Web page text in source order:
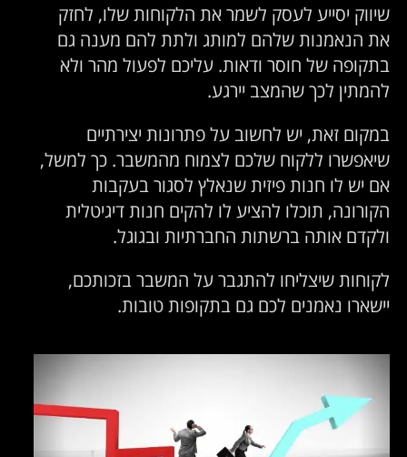
שיווק יסייע לעסק לשמר את הלקוחות שלו, לחזק
את הנאמנות שלהם למותג ולתת להם מענה גם
בתקופה של חוסר ודאות. עליכם לפעול מהר ולא
להמתין לכך שהמצב יירגע.
במקום זאת, יש לחשוב על פתרונות יצירתיים
שיאפשרו ללקוח שלכם לצמוח מהמשבר. כך למשל,
אם יש לו חנות פיזית שנאלץ לסגור בעקבות
הקורונה, תוכלו להציע לו להקים חנות דיגיטלית
ולקדם אותה ברשתות החברתיות ובגוגל.
לקוחות שיצליחו להתגבר על המשבר בזכותכם,
יישארו נאמנים לכם גם בתקופות טובות.